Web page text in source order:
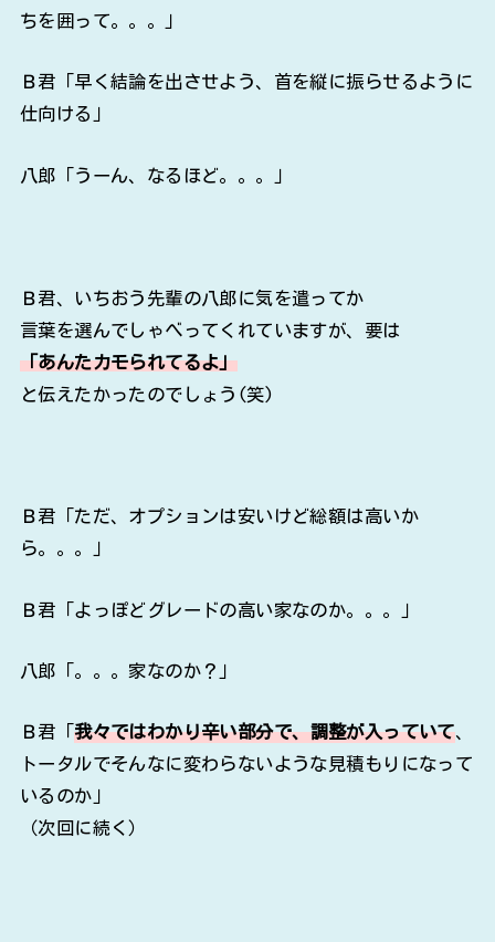
ちを囲って。。。」
Ｂ君「早く結論を出させよう、首を縦に振らせるように
仕向ける」
八郎「うーん、なるほど。。。」
Ｂ君、いちおう先輩の八郎に気を遣ってか
言葉を選んでしゃべってくれていますが、要は
「あんたカモられてるよ」
と伝えたかったのでしょう(笑)
Ｂ君「ただ、オプションは安いけど総額は高いか
ら。。。」
Ｂ君「よっぽどグレードの高い家なのか。。。」
八郎「。。。家なのか？」
Ｂ君「我々ではわかり辛い部分で、調整が入っていて、
トータルでそんなに変わらないような見積もりになって
いるのか」
（次回に続く）